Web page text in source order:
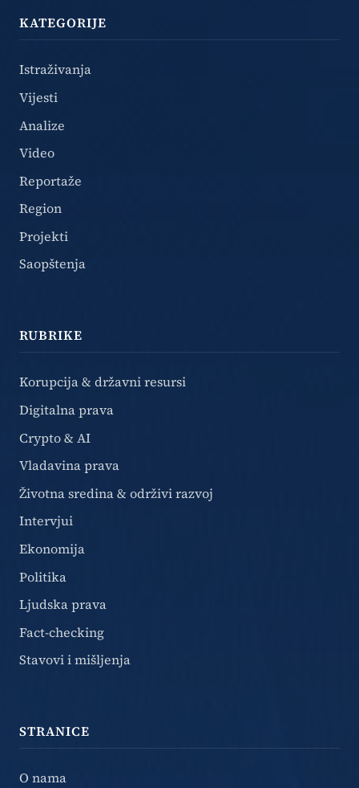
KATEGORIJE
Istraživanja
Vijesti
Analize
Video
Reportaže
Region
Projekti
Saopštenja
RUBRIKE
Korupcija & državni resursi
Digitalna prava
Crypto & AI
Vladavina prava
Životna sredina & održivi razvoj
Intervjui
Ekonomija
Politika
Ljudska prava
Fact-checking
Stavovi i mišljenja
STRANICE
O nama